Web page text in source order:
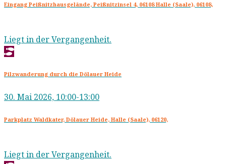
Eingang Peißnitzhausgelände, Peißnitzinsel 4, 06108 Halle (Saale), 06108,
Liegt in der Vergangenheit.
Pilzwanderung durch die Dölauer Heide
30. Mai 2026, 10:00-13:00
Parkplatz Waldkater, Dölauer Heide, Halle (Saale), 06120,
Liegt in der Vergangenheit.